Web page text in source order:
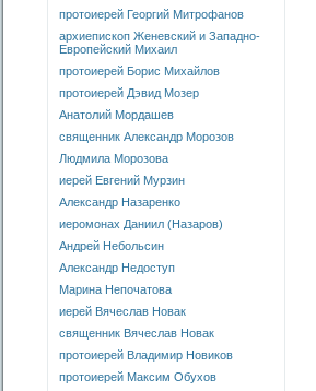
протоиерей Георгий Митрофанов
архиепископ Женевский и Западно-
Европейский Михаил
протоиерей Борис Михайлов
протоиерей Дэвид Мозер
Анатолий Мордашев
священник Александр Морозов
Людмила Морозова
иерей Евгений Мурзин
Александр Назаренко
иеромонах Даниил (Назаров)
Андрей Небольсин
Александр Недоступ
Марина Непочатова
иерей Вячеслав Новак
священник Вячеслав Новак
протоиерей Владимир Новиков
протоиерей Максим Обухов